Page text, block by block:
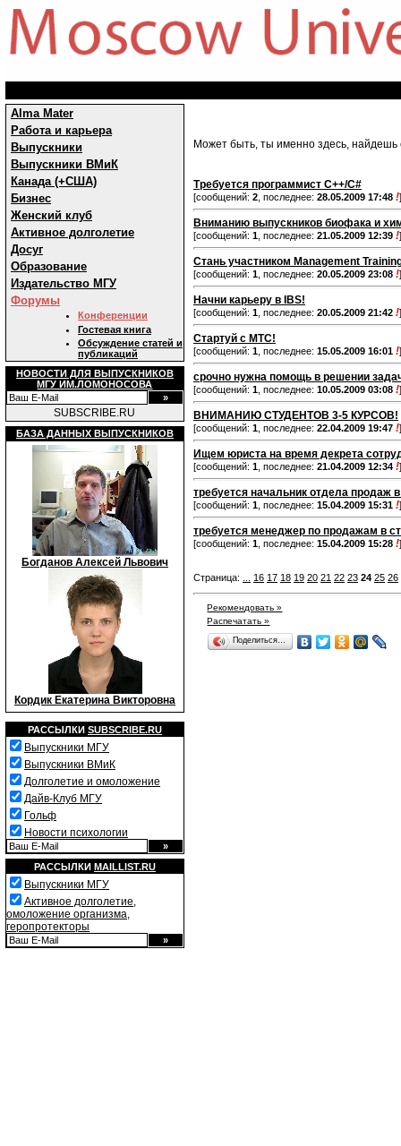
Alma Mater
Работа и карьера
Выпускники
Выпускники ВМиК
Канада (+США)
Бизнес
Женский клуб
Активное долголетие
Досуг
Образование
Издательство МГУ
Форумы
Конференции
Гостевая книга
Обсуждение статей и
публикаций
НОВОСТИ ДЛЯ ВЫПУСКНИКОВ
МГУ ИМ.ЛОМОНОСОВА
SUBSCRIBE.RU
БАЗА ДАННЫХ ВЫПУСКНИКОВ
Богданов Алексей Львович
Кордик Екатерина Викторовна
РАССЫЛКИ SUBSCRIBE.RU
Выпускники МГУ
Выпускники ВМиК
Долголетие и омоложение
Дайв-Клуб МГУ
Гольф
Новости психологии
РАССЫЛКИ MAILLIST.RU
Выпускники МГУ
Активное долголетие,
омоложение организма,
геропротекторы
Может быть, ты именно здесь, найдешь
Требуется программист C++/C#
[сообщений: 2 , последнее: 28.05.2009 17:48 !]
Вниманию выпускников биофака и
[сообщений: 1 , последнее: 21.05.2009 12:39 !]
Стань участником Management
[сообщений: 1 , последнее: 20.05.2009 23:08 !]
Начни карьеру в IBS!
[сообщений: 1 , последнее: 20.05.2009 21:42 !]
Стартуй с МТС!
[сообщений: 1 , последнее: 15.05.2009 16:01 !]
срочно нужна помощь в решении
[сообщений: 1 , последнее: 10.05.2009 03:08 !]
ВНИМАНИЮ СТУДЕНТОВ 3-5 КУРСОВ!
[сообщений: 1 , последнее: 22.04.2009 19:47 !]
Ищем юриста на время декрета
[сообщений: 1 , последнее: 21.04.2009 12:34 !]
требуется начальник отдела продаж
[сообщений: 1 , последнее: 15.04.2009 15:31 !]
требуется менеджер по продажам в
[сообщений: 1 , последнее: 15.04.2009 15:28 !]
Страница: 16 17 18 19 20 21 22 23 24 25 26
Рекомендовать »
Распечатать »
Поделиться…